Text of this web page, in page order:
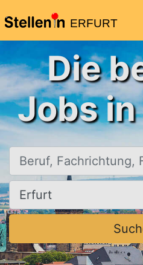
ERFURT
Die
Jobs
Beruf, Fachrichtung, Firma
Ort, Stadt